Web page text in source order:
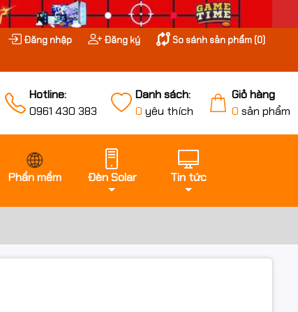
Đăng nhập Đăng ký So sánh sản phẩm (0)
Hotline:
0961 430 383
Danh sách:
0 yêu thích
Giỏ hàng
0 sản phẩm
Phần mềm Đèn Solar Tin tức